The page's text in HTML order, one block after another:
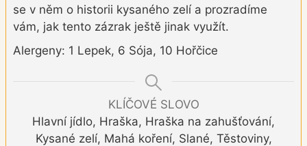
se v něm o historii kysaného zelí a prozradíme
vám, jak tento zázrak ještě jinak využít.
Alergeny: 1 Lepek, 6 Sója, 10 Hořčice
KLÍČOVÉ SLOVO
Hlavní jídlo, Hraška, Hraška na zahušťování,
Kysané zelí, Mahá koření, Slané, Těstoviny,